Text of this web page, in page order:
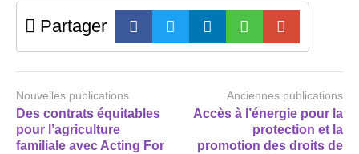
Partager
Nouvelles publications
Des contrats équitables
pour l’agriculture
familiale avec Acting For
Anciennes publications
Accès à l’énergie pour la
protection et la
promotion des droits de